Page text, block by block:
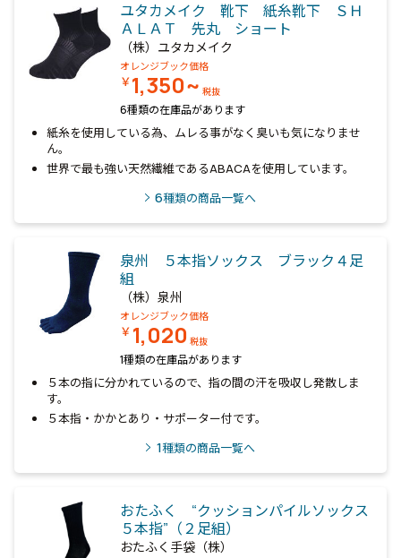
ユタカメイク 靴下 紙糸靴下 ＳＨ
ＡＬＡＴ 先丸 ショート
（株）ユタカメイク
オレンジブック価格
￥1,350~ 税抜
6種類の在庫品があります
紙糸を使用している為、ムレる事がなく臭いも気になりませ
ん。
世界で最も強い天然繊維であるABACAを使用しています。
6種類の商品一覧へ
泉州 ５本指ソックス ブラック４足
組
（株）泉州
オレンジブック価格
￥ 1,020 税抜
1種類の在庫品があります
５本の指に分かれているので、指の間の汗を吸収し発散しま
す。
５本指・かかとあり・サポーター付です。
1種類の商品一覧へ
おたふく “クッションパイルソックス
５本指”（２足組）
おたふく手袋（株）